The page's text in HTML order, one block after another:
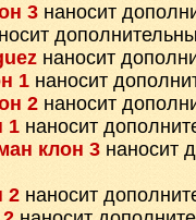
3 наносит
наносит
1 наносит
2 наносит
1 наносит
клон 3 наносит
2 наносит